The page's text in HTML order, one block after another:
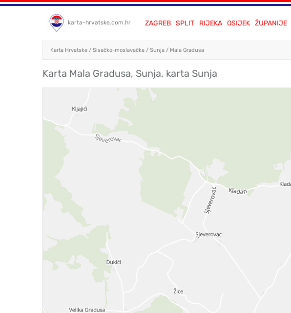
karta-hrvatske.com.hr ZAGREB SPLIT RIJEKA OSIJEK ŽUPANIJE
Karta Hrvatske / Sisačko-moslavačka / Sunja / Mala Gradusa
Karta Mala Gradusa, Sunja, karta Sunja